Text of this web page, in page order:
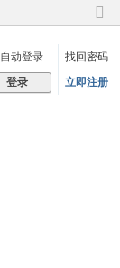
切
到
窄
自动登录
找回密码
登录 立即注册